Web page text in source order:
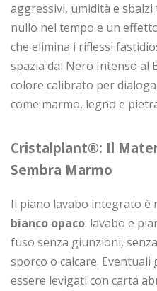
aggressivi, umidità e
nullo nel tempo e un
che elimina i riflessi
spazia dal Nero Intenso al
colore calibrato per
come marmo, legno e
Cristalplant®: Il
Sembra Marmo
Il piano lavabo integrato è
bianco opaco: lavabo e
fuso senza giunzioni,
sporco o calcare.
essere levigati con carta